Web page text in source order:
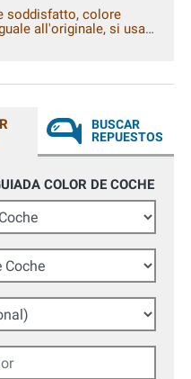
soddisfatto, colore
all'originale, si usa
Empoli. Grande cortesia
così....
BUSCAR
REPUESTOS
COLOR DE COCHE